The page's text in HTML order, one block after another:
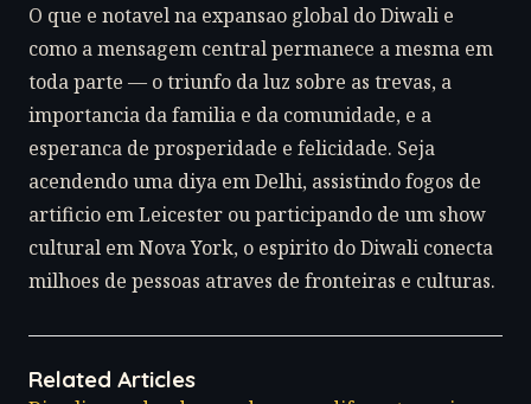
O que e notavel na expansao global do Diwali e
como a mensagem central permanece a mesma em
toda parte — o triunfo da luz sobre as trevas, a
importancia da familia e da comunidade, e a
esperanca de prosperidade e felicidade. Seja
acendendo uma diya em Delhi, assistindo fogos de
artificio em Leicester ou participando de um show
cultural em Nova York, o espirito do Diwali conecta
milhoes de pessoas atraves de fronteiras e culturas.
Related Articles